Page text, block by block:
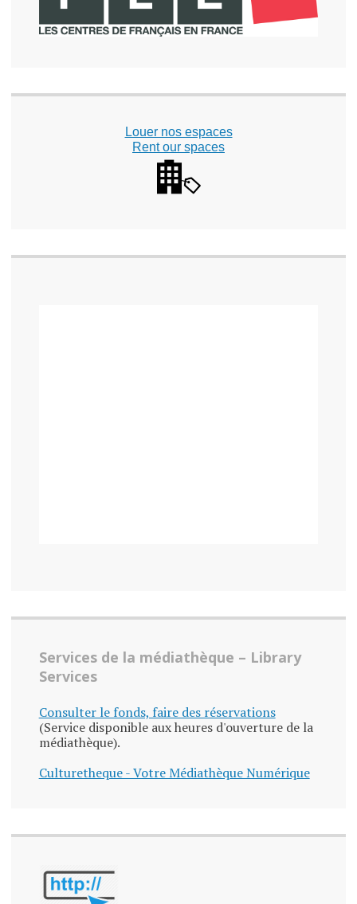
Louer nos espaces
Rent our spaces
Services de la médiathèque – Library
Services
Consulter le fonds, faire des réservations
(Service disponible aux heures d'ouverture de la
médiathèque).
Culturetheque - Votre Médiathèque Numérique